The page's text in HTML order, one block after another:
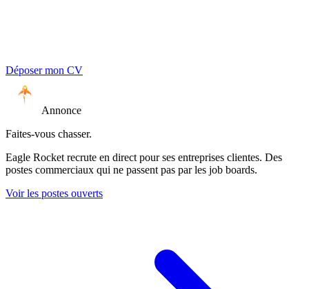
Déposer mon CV
Annonce
Faites-vous chasser.
Eagle Rocket recrute en direct pour ses entreprises clientes. Des
postes commerciaux qui ne passent pas par les job boards.
Voir les postes ouverts